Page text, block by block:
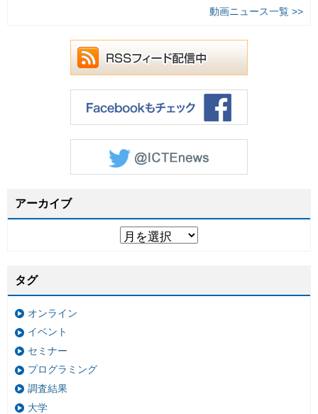
動画ニュース一覧 >>
アーカイブ
タグ
オンライン
イベント
セミナー
プログラミング
調査結果
大学